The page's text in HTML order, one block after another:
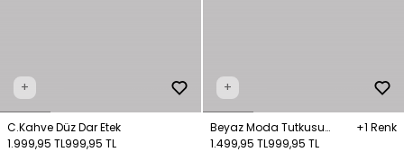
+
C.Kahve Düz Dar Etek
1.999,95 TL999,95 TL
+
Beyaz Moda Tutkusu
Asimetrik Uzun Etek
+1 Renk
1.499,95 TL999,95 TL